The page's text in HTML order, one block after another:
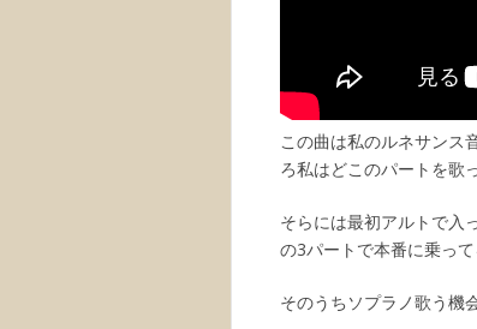
この曲は私のルネサンス
ろ私はどこのパートを歌
そらには最初アルトで入
の3パートで本番に乗って
そのうちソプラノ歌う機